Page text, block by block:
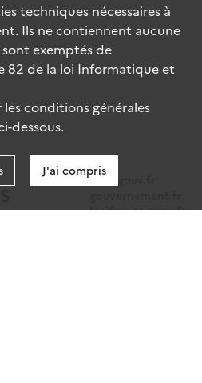
data.gouv.fr
legifrance.gouv.fr
techniques nécessaires à
Ils ne contiennent aucune
exemptés de
82 de la loi Informatique et
conditions générales
dessous.
J'ai compris